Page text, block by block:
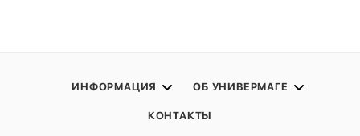
ИНФОРМАЦИЯ ОБ УНИВЕРМАГЕ
КОНТАКТЫ